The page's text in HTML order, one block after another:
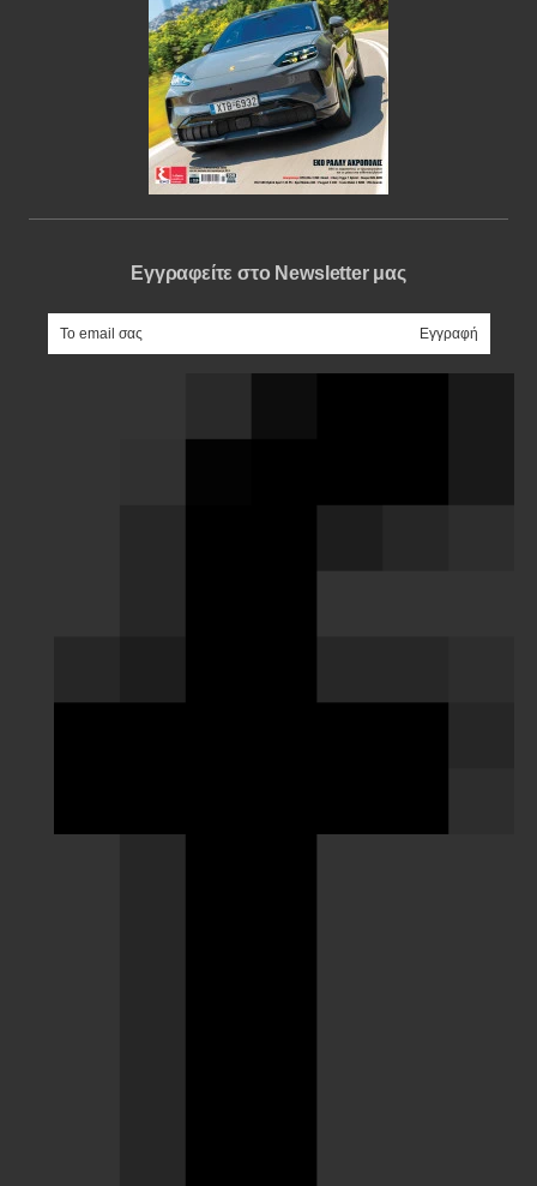
Εγγραφείτε στο Newsletter μας
e-mail